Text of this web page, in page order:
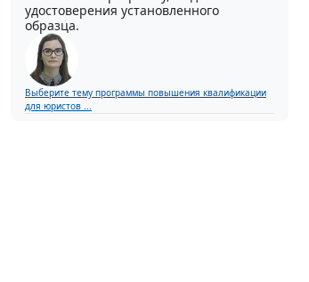
удостоверения установленного
образца.
Выберите тему программы повышения квалификации
для юристов ...